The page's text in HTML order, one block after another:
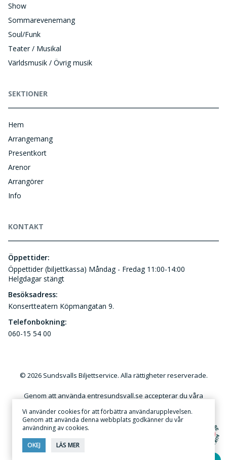
Show
Sommarevenemang
Soul/Funk
Teater / Musikal
Världsmusik / Övrig musik
SEKTIONER
Hem
Arrangemang
Presentkort
Arenor
Arrangörer
Info
KONTAKT
Öppettider:
Öppettider (biljettkassa) Måndag - Fredag 11:00-14:00
Helgdagar stängt
Besöksadress:
Konsertteatern Köpmangatan 9.
Telefonbokning:
060-15 54 00
© 2026 Sundsvalls Biljettservice. Alla rättigheter reserverade.
Genom att använda entresundsvall.se accepterar du våra
innehållet på denna webbplats utan skriftlig tillåtelse är förbjudet.
Vi använder cookies för att förbättra användarupplevelsen.
Genom att använda denna webbplats godkänner du vår
användning av cookies.
OKEJ
LÄS MER